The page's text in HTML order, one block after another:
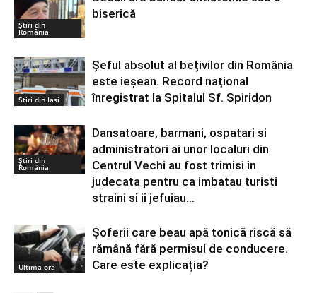
Știri din
România
biserică
Stiri din Iasi
Șeful absolut al bețivilor din România
este ieșean. Record național
înregistrat la Spitalul Sf. Spiridon
Știri din
România
Dansatoare, barmani, ospatari si
administratori ai unor localuri din
Centrul Vechi au fost trimisi in
judecata pentru ca imbatau turisti
straini si ii jefuiau...
Ultima oră
Şoferii care beau apă tonică riscă să
rămână fără permisul de conducere.
Care este explicația?